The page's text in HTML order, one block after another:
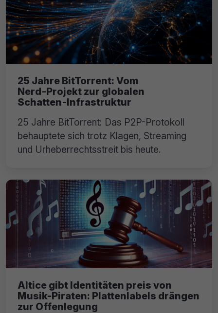
25 Jahre BitTorrent: Vom
Nerd‑Projekt zur globalen
Schatten‑Infrastruktur
25 Jahre BitTorrent: Das P2P-Protokoll
behauptete sich trotz Klagen, Streaming
und Urheberrechtsstreit bis heute.
Altice gibt Identitäten preis von
Musik-Piraten: Plattenlabels drängen
zur Offenlegung